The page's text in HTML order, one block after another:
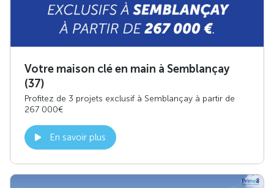
Votre maison clé en main à Semblançay
(37)
Profitez de 3 projets exclusif à Semblançay à partir de
267 000€
En savoir plus